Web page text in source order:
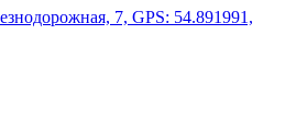
7, GPS: 54.891991,